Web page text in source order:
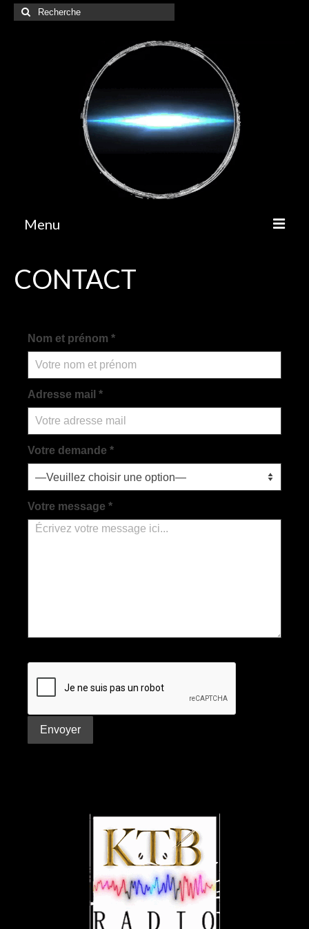
Rechercher
:
Menu
Contact
Biblio & Auteurs(es)
Les Auteurs
Aider à financer les livres
FAQ
Le Grand Livre
Suivi des textes du Grand Livre
CONTACT
Nom et prénom *
Adresse mail *
Votre demande *
Votre message *